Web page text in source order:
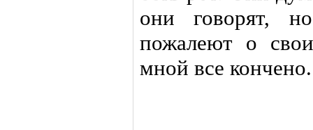
они говорят,
пожалеют о
мной все